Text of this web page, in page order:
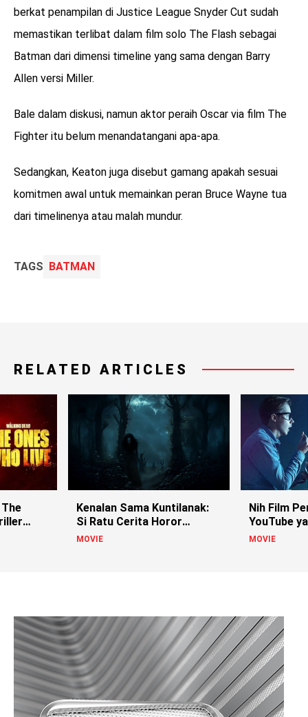
berkat penampilan di Justice League Snyder Cut sudah
memastikan terlibat dalam film solo The Flash sebagai
Batman dari dimensi timeline yang sama dengan Barry
Allen versi Miller.
Bale dalam diskusi, namun aktor peraih Oscar via film The
Fighter itu belum menandatangani apa-apa.
Sedangkan, Keaton juga disebut gamang apakah sesuai
komitmen awal untuk memainkan peran Bruce Wayne tua
dari timelinenya atau malah mundur.
TAGS BATMAN
RELATED ARTICLES
Kenalan Sama Kuntilanak:
Si Ratu Cerita Horor
Indonesia!
MOVIE
Nih Film
YouTube
MOVIE